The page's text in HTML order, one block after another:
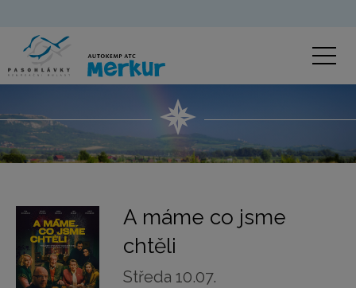
A máme co jsme
chtěli
Středa 10.07.